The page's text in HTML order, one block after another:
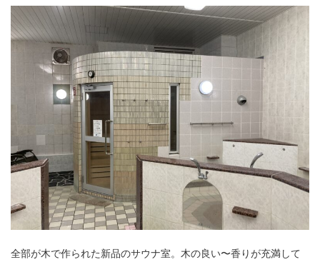
全部が木で作られた新品のサウナ室。木の良い〜香りが充満して